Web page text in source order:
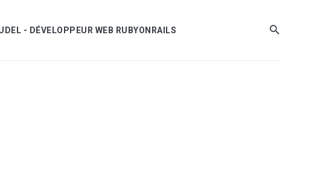
- DÉVELOPPEUR WEB RUBYONRAILS